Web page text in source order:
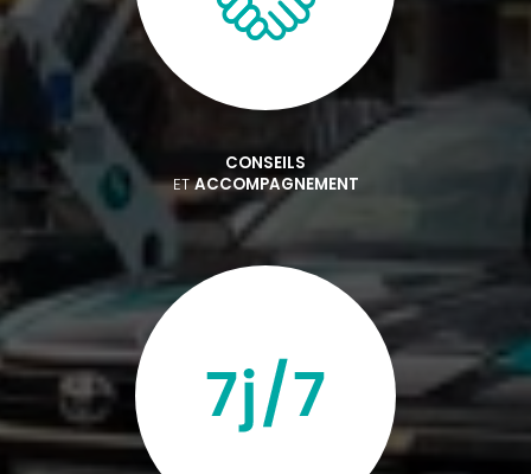
CONSEILS
ETACCOMPAGNEMENT